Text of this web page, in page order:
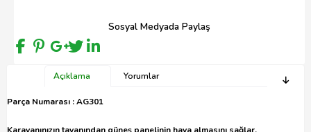
Sosyal Medyada Paylaş
Açıklama Yorumlar
Parça Numarası : AG301
Karavanınızın tavanından güneş panelinin hava almasını sağlar.